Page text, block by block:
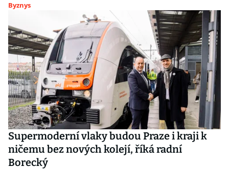
Byznys
Supermoderní vlaky budou Praze i kraji k
ničemu bez nových kolejí, říká radní
Borecký